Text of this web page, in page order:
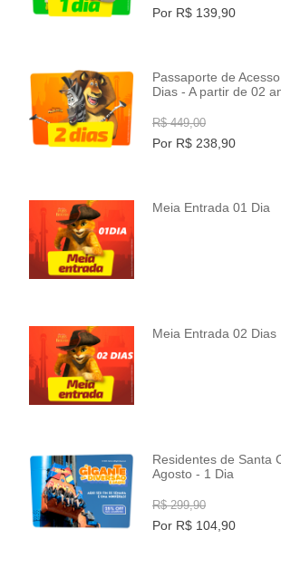
Por R$ 139,90
INFO
Passaporte de
Dias - A partir de 02
R$ 449,00
Por R$ 238,90
INFO
Meia Entrada 01 Dia
INFO
Meia Entrada 02 Dias
INFO
Residentes de Santa
Agosto - 1 Dia
R$ 299,90
Por R$ 104,90